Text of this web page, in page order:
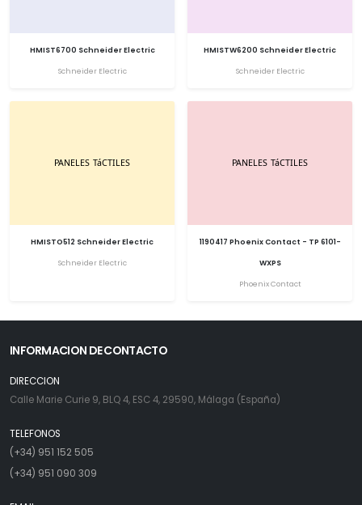
HMIST6700 Schneider Electric
Schneider Electric
HMISTW6200 Schneider Electric
Schneider Electric
HMISTO512 Schneider Electric
Schneider Electric
1190417 Phoenix Contact - TP 6101-
WXPS
Phoenix Contact
INFORMACION DE CONTACTO
DIRECCION
Calle Marie Curie 9, BLQ 4, ESC 4, 29590, Málaga (España)
TELEFONOS
(+34) 951 152 505
(+34) 951 090 309